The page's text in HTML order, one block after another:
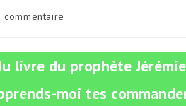
:
commentaire
livre du prophète
moi tes